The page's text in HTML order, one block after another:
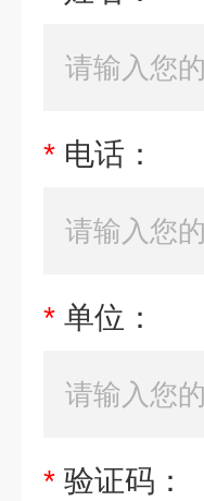
* 电话：
* 单位：
* 验证码：